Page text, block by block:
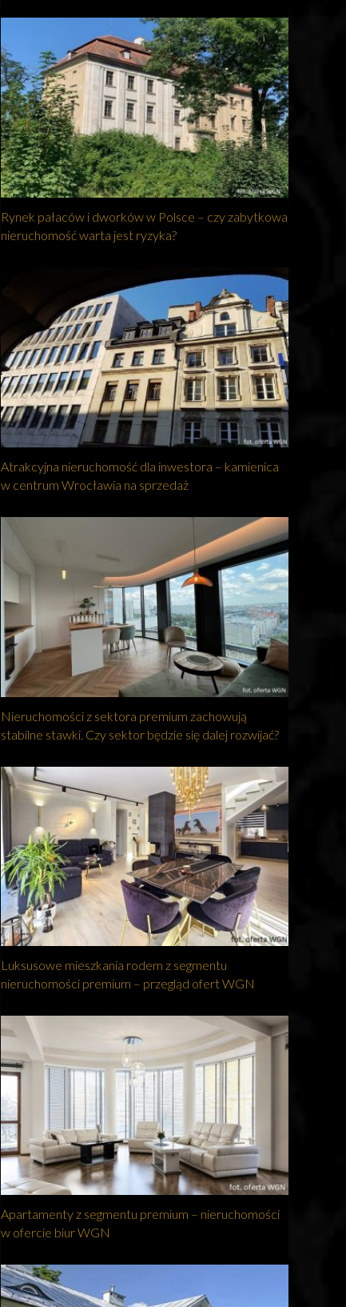
Rynek pałaców i dworków w Polsce – czy zabytkowa
nieruchomość warta jest ryzyka?
Atrakcyjna nieruchomość dla inwestora – kamienica
w centrum Wrocławia na sprzedaż
Nieruchomości z sektora premium zachowują
stabilne stawki. Czy sektor będzie się dalej rozwijać?
Luksusowe mieszkania rodem z segmentu
nieruchomości premium – przegląd ofert WGN
Apartamenty z segmentu premium – nieruchomości
w ofercie biur WGN